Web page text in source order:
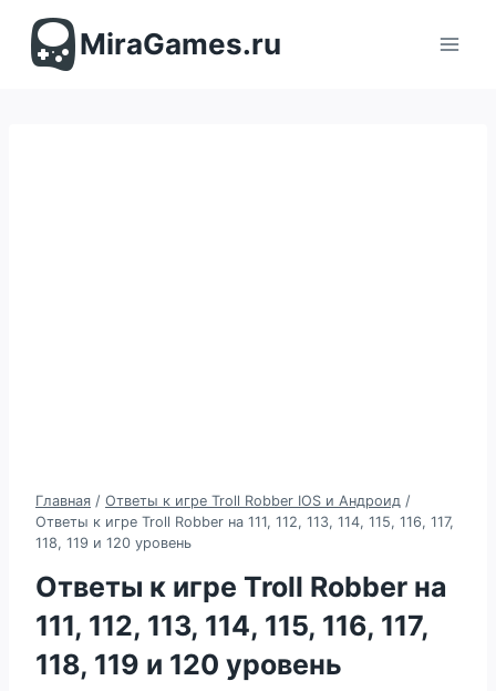
содержимомуMiraGames.ru
Главная / Ответы к игре Troll Robber IOS и Андроид /
Ответы к игре Troll Robber на 111, 112, 113, 114, 115, 116, 117,
118, 119 и 120 уровень
Ответы к игре Troll Robber на
111, 112, 113, 114, 115, 116, 117,
118, 119 и 120 уровень